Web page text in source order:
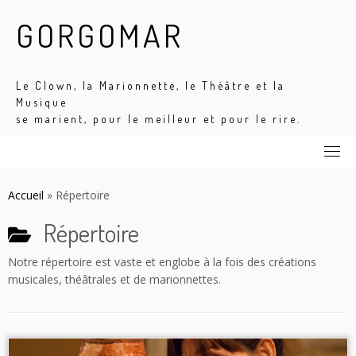
content
GORGOMAR
Le Clown, la Marionnette, le Théâtre et la
Musique
se marient, pour le meilleur et pour le rire.
Accueil » Répertoire
Répertoire
Notre répertoire est vaste et englobe à la fois des créations
musicales, théâtrales et de marionnettes.